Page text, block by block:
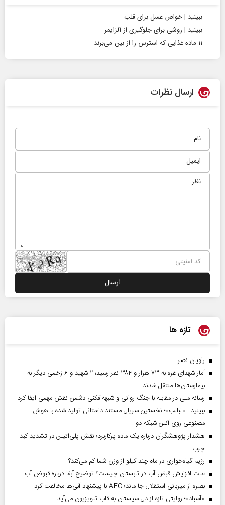
ببینید | خواص عسل برای قلب
ببینید | روشی برای جلوگیری از آلزایمر
۱۱ ماده غذایی که استرس را از بین می‌برند
ارسال نظرات
تازه ها
راویان نصر
آمار شهدای غزه به ۷۳ هزار و ۳۸۴ نفر رسید؛ ۲ شهید و ۶ زخمی دیگر به
بیمارستان‌ها منتقل شدند
رسانه ملی در مقابله با جنگ روانی و شبهه‌افکنی دشمن نقش مهمی ایفا کرد
ببینید | «لبالب»؛ نخستین سریال مستند داستانی تولید شده با هوش
مصنوعی روی آنتن شبکه دو
هشدار پژوهشگران درباره یک ماده پرکاربرد؛ نقش پلی‌اتیلن در تشدید کبد
چرب
رژیم گیاه‌خواری در ماه چند کیلو از وزن شما کم می‌کند؟
علت افزایش قبض آب در تابستان چیست؟ توضیح آبفا درباره قبوض آب
بصره از میزبانی استقلال جا ماند؛ AFC با پیشنهاد آبی‌ها مخالفت کرد
«آسباد»؛ روایتی تازه از دل سیستان به قاب تلویزیون می‌آید